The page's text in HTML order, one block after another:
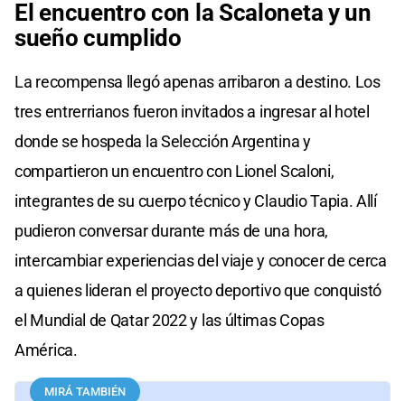
El encuentro con la Scaloneta y un
sueño cumplido
La recompensa llegó apenas arribaron a destino. Los
tres entrerrianos fueron invitados a ingresar al hotel
donde se hospeda la Selección Argentina y
compartieron un encuentro con Lionel Scaloni,
integrantes de su cuerpo técnico y Claudio Tapia. Allí
pudieron conversar durante más de una hora,
intercambiar experiencias del viaje y conocer de cerca
a quienes lideran el proyecto deportivo que conquistó
el Mundial de Qatar 2022 y las últimas Copas
América.
MIRÁ TAMBIÉN